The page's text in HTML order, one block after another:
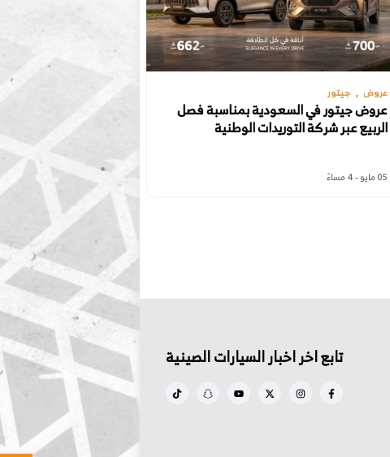
عروض جيتور
عروض جيتور في السعودية بمناسبة فصل
الربيع عبر شركة التوريدات الوطنية
05 مايو - 4 مساءً
تابع اخر اخبار السيارات الصينية